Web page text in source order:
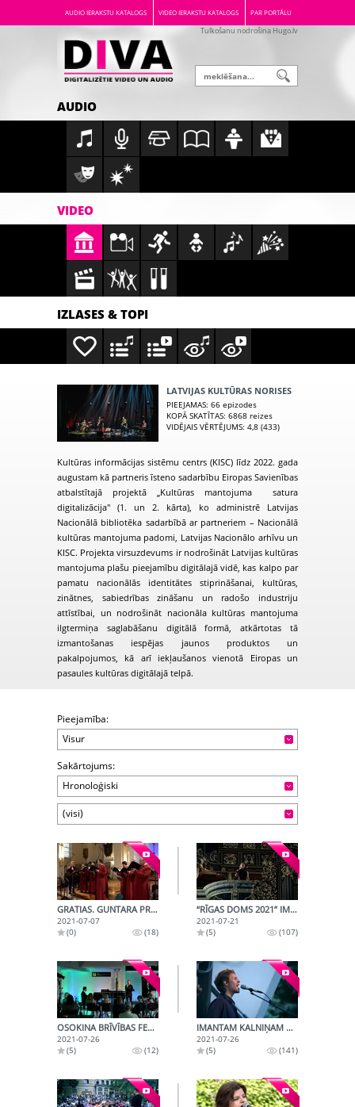
AUDIO IERAKSTU KATALOGS VIDEO IERAKSTU KATALOGS PAR PORTĀLU
Tulkošanu nodrošina Hugo.lv
AUDIO
VIDEO
IZLASES & TOPI
LATVIJAS KULTŪRAS NORISES
PIEEJAMAS: 66 epizodes
KOPĀ SKATĪTAS: 6868 reizes
VIDĒJAIS VĒRTĒJUMS: 4,8 (433)
Kultūras informācijas sistēmu centrs (KISC) līdz 2022. gada
augustam kā partneris īsteno sadarbību Eiropas Savienības
atbalstītajā projektā „Kultūras mantojuma satura
digitalizācija" (1. un 2. kārta), ko administrē Latvijas
Nacionālā bibliotēka sadarbībā ar partneriem – Nacionālā
kultūras mantojuma padomi, Latvijas Nacionālo arhīvu un
KISC. Projekta virsuzdevums ir nodrošināt Latvijas kultūras
mantojuma plašu pieejamību digitālajā vidē, kas kalpo par
pamatu nacionālās identitātes stiprināšanai, kultūras,
zinātnes, sabiedrības zināšanu un radošo industriju
attīstībai, un nodrošināt nacionāla kultūras mantojuma
ilgtermiņa saglabāšanu digitālā formā, atkārtotas tā
izmantošanas iespējas jaunos produktos un
pakalpojumos, kā arī iekļaušanos vienotā Eiropas un
pasaules kultūras digitālajā telpā.
Pieejamība:
Visur
Sakārtojums:
Hronoloģiski
(visi)
GRATIAS. GUNTARA PRĀŅA DZIMŠANAS DIENAS KONCERTS
2021-07-07
(0)
(18)
“RĪGAS DOMS 2021” IMANTS KALNIŅŠ UN TANGO (ASTORS PJACOLLA)
2021-07-21
(5)
(107)
OSOKINA BRĪVĪBAS FESTIVĀLS @152 - VELGA KRILE, MARINA CVETAJEVA UN SUDRABA LAIKMETS MŪZIKĀ
2021-07-26
(5)
(12)
IMANTAM KALNIŅAM 80 KONCERTS K.K. FON STRICKA VILLĀ
2021-07-26
(5)
(141)